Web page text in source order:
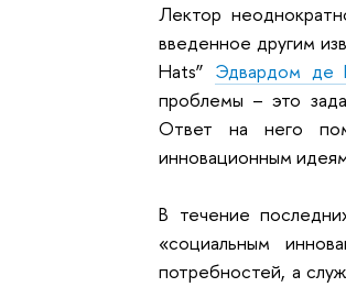
Лектор
введенное другим
Hats” Эдвардом де
проблемы – это
Ответ на него
инновационным
В течение
«социальным
потребностей, а